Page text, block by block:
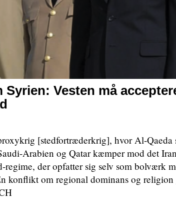
Syrien: Vesten må
[stedfortræderkrig], hvor Al-Qaeda
Arabien og Qatar kæmper mod det
regime, der opfatter sig selv som bolværk
konflikt om regional dominans og religion